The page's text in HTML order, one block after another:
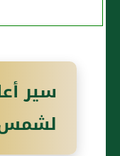
(ع)
سير
لشمس